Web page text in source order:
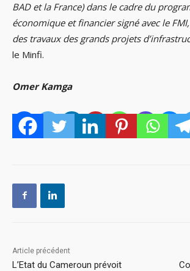
BAD et la France) dans le cadre du
économique et financier signé avec le
des travaux des grands projets
le Minfi.
Omer Kamga
Article précédent
L’Etat du Cameroun prévoit